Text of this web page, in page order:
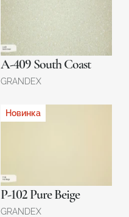
A-409 South Coast
GRANDEX
Новинка
P-102 Pure Beige
GRANDEX